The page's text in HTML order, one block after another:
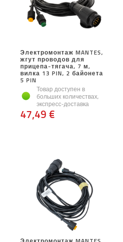
Электромонтаж MANTES,
жгут проводов для
прицепа-тягача, 7 м,
вилка 13 PIN, 2 байонета
5 PIN
Товар доступен в
больших количествах,
экспресс-доставка
47,49 €